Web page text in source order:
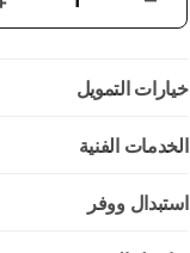
خيارات التمويل
الخدمات الفنية
استبدال ووفر